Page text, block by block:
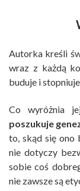
Autorka kreśli
wraz z każdą
buduje i
Co wyróżnia
poszukuje
to, skąd się ono
nie dotyczy
sobie coś
nie zawsze są